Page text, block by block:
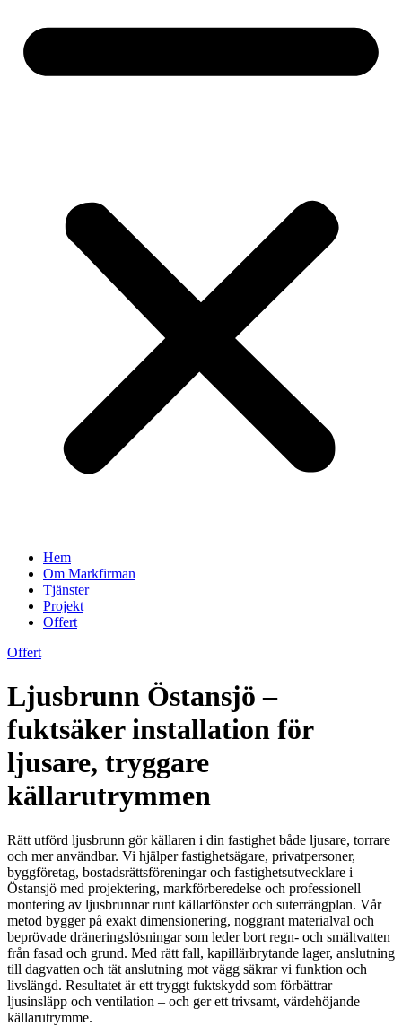
Hem
Om Markfirman
Tjänster
Projekt
Offert
Offert
Ljusbrunn Östansjö –
fuktsäker installation för
ljusare, tryggare
källarutrymmen
Rätt utförd ljusbrunn gör källaren i din fastighet både ljusare, torrare
och mer användbar. Vi hjälper fastighetsägare, privatpersoner,
byggföretag, bostadsrättsföreningar och fastighetsutvecklare i
Östansjö med projektering, markförberedelse och professionell
montering av ljusbrunnar runt källarfönster och suterrängplan. Vår
metod bygger på exakt dimensionering, noggrant materialval och
beprövade dräneringslösningar som leder bort regn- och smältvatten
från fasad och grund. Med rätt fall, kapillärbrytande lager, anslutning
till dagvatten och tät anslutning mot vägg säkrar vi funktion och
livslängd. Resultatet är ett tryggt fuktskydd som förbättrar
ljusinsläpp och ventilation – och ger ett trivsamt, värdehöjande
källarutrymme.